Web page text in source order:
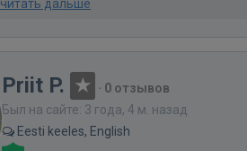
читать дальше
Priit P. · 0 отзывов
Был на сайте: 3 года, 4 м. назад
Eesti keeles, English